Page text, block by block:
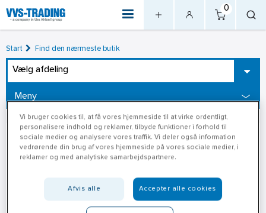
0
Start Find den nærmeste butik
Vælg afdeling
Meny
Vi bruger cookies til, at få vores hjemmeside til at virke ordentligt,
personalisere indhold og reklamer, tilbyde funktioner i forhold til
sociale medier og analysere vores traffik. Vi deler også information
vedrørende din brug af vores hjemmeside på vores sociale medier, i
reklamer og med analytiske samarbejdspartnere.
Afvis alle Accepter alle cookies